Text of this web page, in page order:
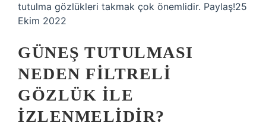
tutulma gözlükleri takmak çok önemlidir. Paylaş!25
Ekim 2022
GÜNEŞ TUTULMASI
NEDEN FILTRELI
GÖZLÜK ILE
IZLENMELIDIR?